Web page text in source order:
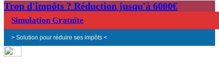
Trop d'impôts ? Réduction jusqu'à 6000€
Simulation Gratuite
> Solution pour réduire ses impôts <